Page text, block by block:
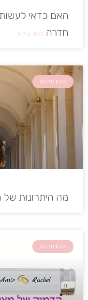
האם כדאי לעשות
חדרה קראו עוד »
ארגון חתונה
מה היתרונות של
ארגון חתונה